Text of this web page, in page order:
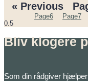
« Previous
Page6 Page7
Bliv klogere
Som din rådgiver